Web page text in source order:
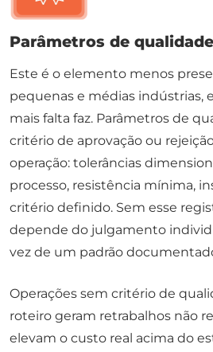
Parâmetros de
Este é o elemento menos
pequenas e médias indústrias,
mais falta faz. Parâmetros de
critério de aprovação ou
operação: tolerâncias
processo, resistência mínima,
critério definido. Sem esse
depende do julgamento
vez de um padrão
Operações sem critério de
roteiro geram retrabalhos não
elevam o custo real acima do